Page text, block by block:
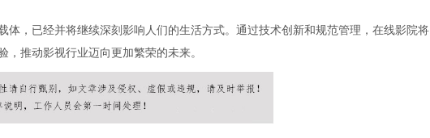
体，已经并将继续深刻影响人们的生活方式。通过技术创新和规范管理，在线影院将
推动影视行业迈向更加繁荣的未来。